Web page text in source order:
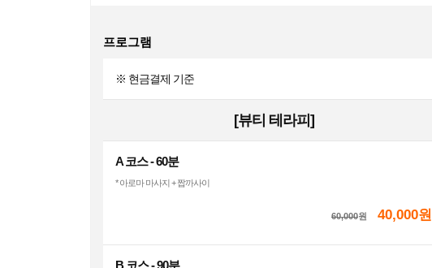
프로그램
※ 현금결제 기준
[뷰티 테라피]
A 코스 - 60분
* 아로마 마사지 + 짭까사이
60,000원 40,000원
B 코스 - 90분